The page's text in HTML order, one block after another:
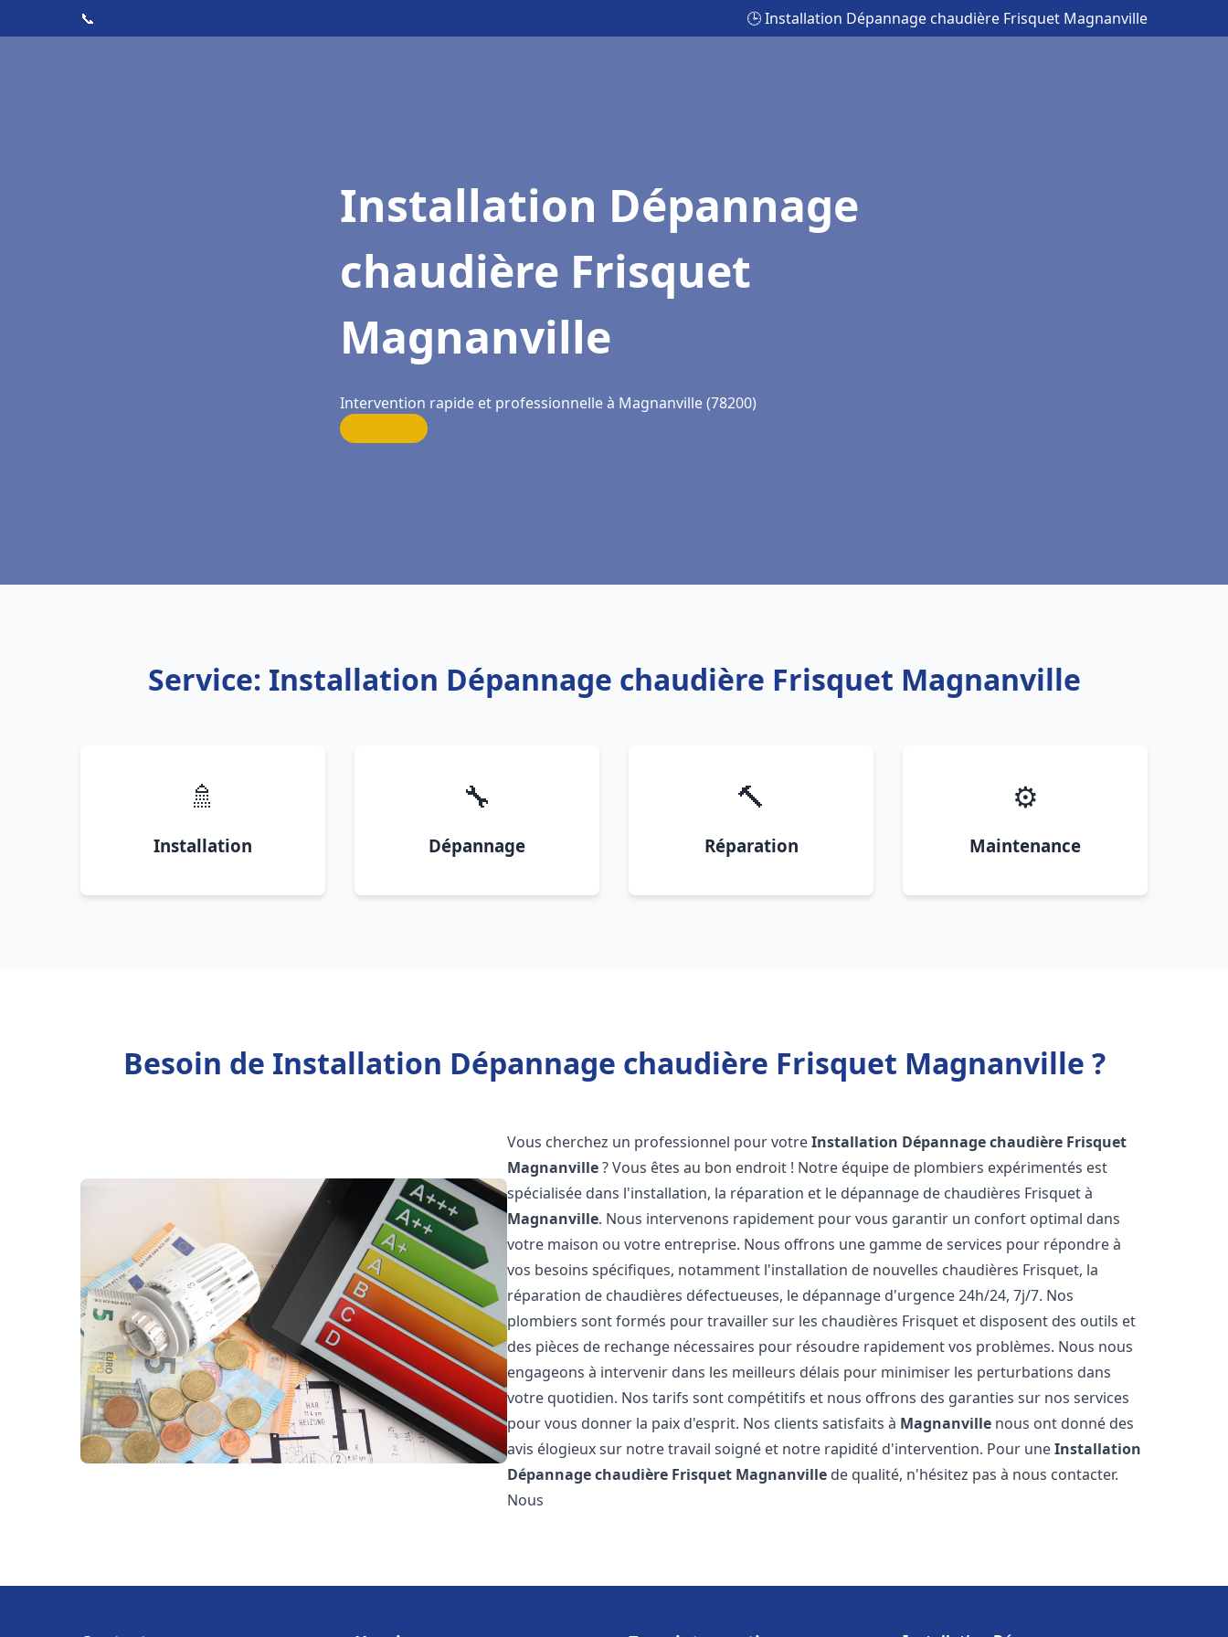
📞 🕒 Installation Dépannage chaudière Frisquet Magnanville
Installation Dépannage
chaudière Frisquet
Magnanville
Intervention rapide et professionnelle à Magnanville (78200)
Service: Installation Dépannage chaudière Frisquet Magnanville
🚿
Installation
🔧
Dépannage
🔨
Réparation
⚙️
Maintenance
Besoin de Installation Dépannage chaudière Frisquet Magnanville ?
Vous cherchez un professionnel pour votreInstallation Dépannage chaudière Frisquet
Magnanville? Vous êtes au bon endroit ! Notre équipe de plombiers expérimentés est
spécialisée dans l'installation, la réparation et le dépannage de chaudières Frisquet à
Magnanville. Nous intervenons rapidement pour vous garantir un confort optimal dans
votre maison ou votre entreprise. Nous offrons une gamme de services pour répondre à
vos besoins spécifiques, notamment l'installation de nouvelles chaudières Frisquet, la
réparation de chaudières défectueuses, le dépannage d'urgence 24h/24, 7j/7. Nos
plombiers sont formés pour travailler sur les chaudières Frisquet et disposent des outils et
des pièces de rechange nécessaires pour résoudre rapidement vos problèmes. Nous nous
engageons à intervenir dans les meilleurs délais pour minimiser les perturbations dans
votre quotidien. Nos tarifs sont compétitifs et nous offrons des garanties sur nos services
pour vous donner la paix d'esprit. Nos clients satisfaits à Magnanville nous ont donné des
avis élogieux sur notre travail soigné et notre rapidité d'intervention. Pour uneInstallation
Dépannage chaudière Frisquet Magnanville de qualité, n'hésitez pas à nous contacter.
Nous